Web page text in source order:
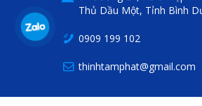
Thủ Dầu Một, Tỉnh Bình
0909 199 102
thinhtamphat@gmail.com